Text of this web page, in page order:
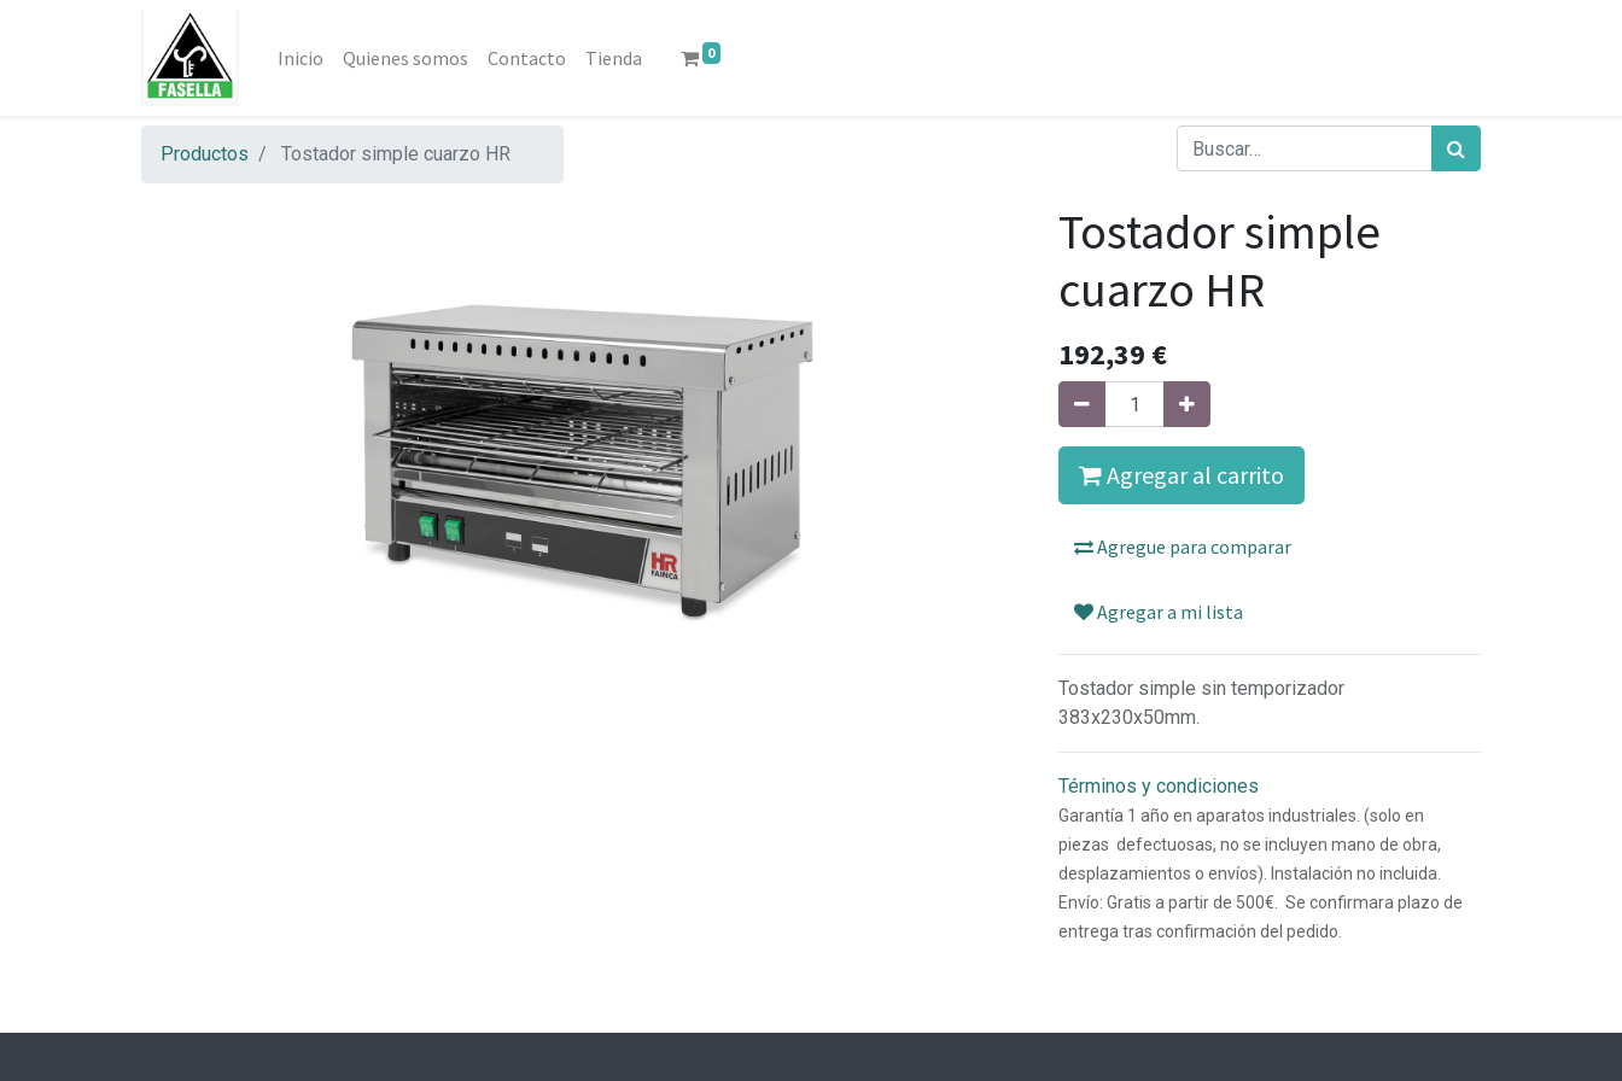
Inicio Quienes somos Contacto Tienda 0
Productos Tostador simple cuarzo HR
Tostador simple
cuarzo HR
192,39 €
Agregar al carrito
Agregue para comparar
Agregar a mi lista
Tostador simple sin temporizador
383x230x50mm.
Términos y condiciones
Garantía 1 año en aparatos industriales. (solo en
piezas defectuosas, no se incluyen mano de obra,
desplazamientos o envíos). Instalación no incluida.
Envío: Gratis a partir de 500€. Se confirmara plazo de
entrega tras confirmación del pedido.